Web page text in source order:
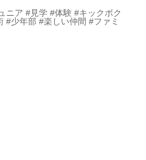
ニア #見学 #体験 #キックボク
#少年部 #楽しい仲間 #ファミ